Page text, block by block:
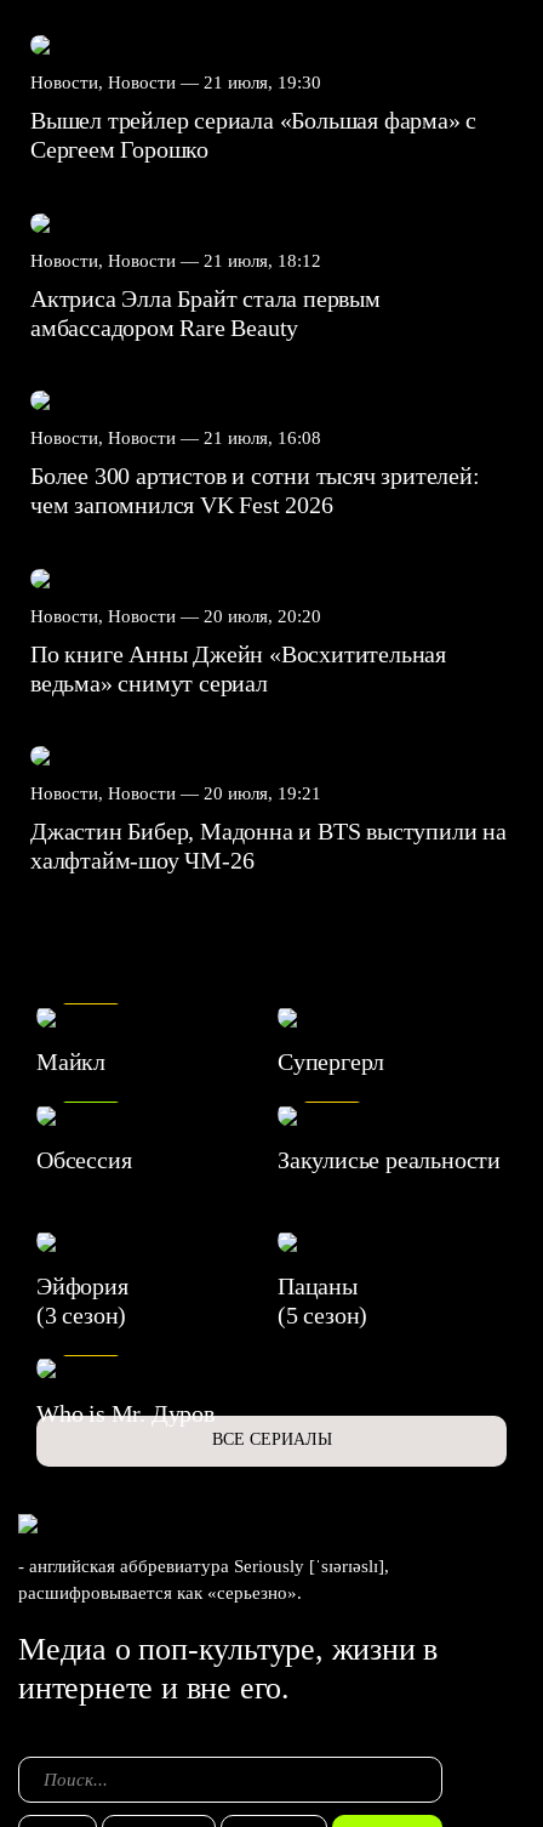
Новости, Новости — 21 июля, 19:30
Вышел трейлер сериала «Большая фарма» с
Сергеем Горошко
Новости, Новости — 21 июля, 18:12
Актриса Элла Брайт стала первым
амбассадором Rare Beauty
Новости, Новости — 21 июля, 16:08
Более 300 артистов и сотни тысяч зрителей:
чем запомнился VK Fest 2026
Новости, Новости — 20 июля, 20:20
По книге Анны Джейн «Восхитительная
ведьма» снимут сериал
Новости, Новости — 20 июля, 19:21
Джастин Бибер, Мадонна и BTS выступили на
халфтайм-шоу ЧМ-26
Майкл Супергерл
Обсессия
7.1
Закулисье реальности
Эйфория
(3 сезон)
Пацаны
(5 сезон)
Who is Mr. Дуров
ВСЕ СЕРИАЛЫ
- английская аббревиатура Seriously [ˈsɪərɪəslɪ],
расшифровывается как «серьезно».
Медиа о поп-культуре, жизни в
интернете и вне его.